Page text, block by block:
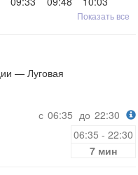
Показать все
— Луговая
с 06:35 до 22:30
06:35 - 22:30
7 мин